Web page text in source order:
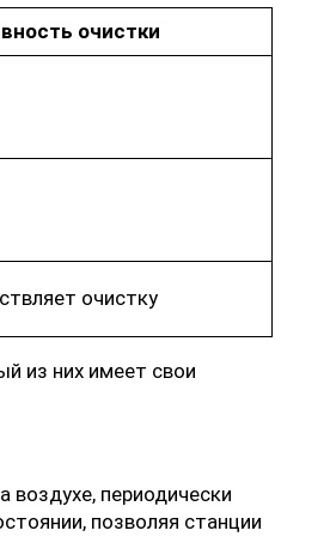
очистки
очистку
из них имеет свои
периодически
позволяя станции